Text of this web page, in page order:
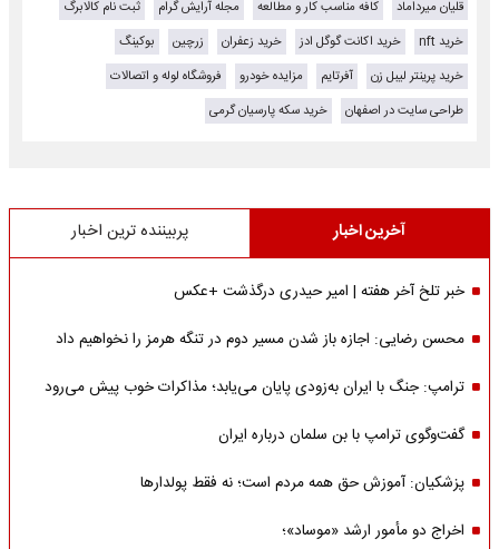
قلیان میرداماد
کافه مناسب کار و مطالعه مجله آرایش گرام
ثبت نام کالابرگ
خرید nft
خرید اکانت گوگل ادز خرید زعفران زرچین
بوکینگ
خرید پرینتر لیبل زن
آفرتایم مزایده خودرو
فروشگاه لوله و اتصالات
طراحی سایت در اصفهان
خرید سکه پارسیان گرمی
آخرین اخبار پربیننده ترین اخبار
خبر تلخ آخر هفته | امیر حیدری درگذشت +عکس
محسن رضایی: اجازه باز شدن مسیر دوم در تنگه هرمز را نخواهیم داد
ترامپ: جنگ با ایران به‌زودی پایان می‌یابد؛ مذاکرات خوب پیش می‌رود
گفت‌وگوی ترامپ با بن سلمان درباره ایران
پزشکیان: آموزش حق همه مردم است؛ نه فقط پولدارها
اخراج دو مأمور ارشد «موساد»؛